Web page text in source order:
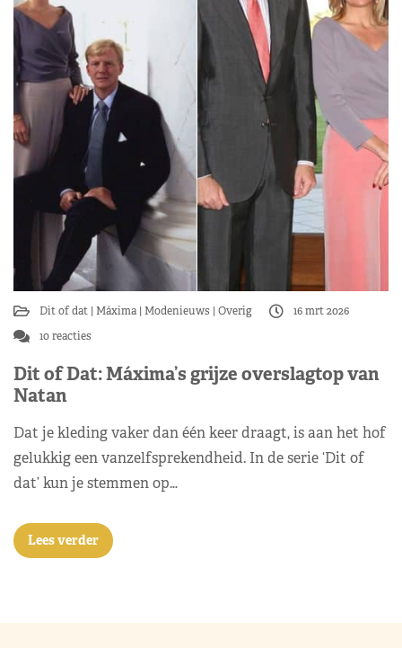
Dit of dat Máxima Modenieuws Overig
16 mrt 2026
10 reacties
Dit of Dat: Máxima’s grijze overslagtop van
Natan
Dat je kleding vaker dan één keer draagt, is aan het hof
gelukkig een vanzelfsprekendheid. In de serie ‘Dit of
dat’ kun je stemmen op…
Lees verder